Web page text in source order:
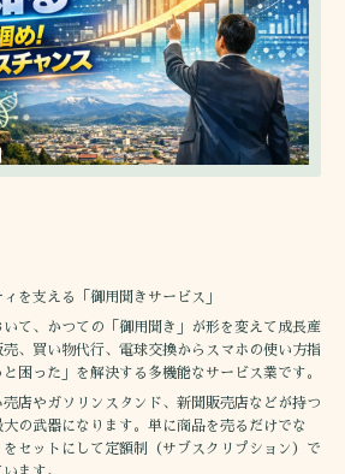
を支える「御用聞きサービス」
て、かつての「御用聞き」が形を変えて成長産
、買い物代行、電球交換からスマホの使い方指
困った」を解決する多機能なサービス業です。
店やガソリンスタンド、新聞販売店などが持つ
大の武器になります。単に商品を売るだけでな
セットにして定額制（サブスクリプション）で